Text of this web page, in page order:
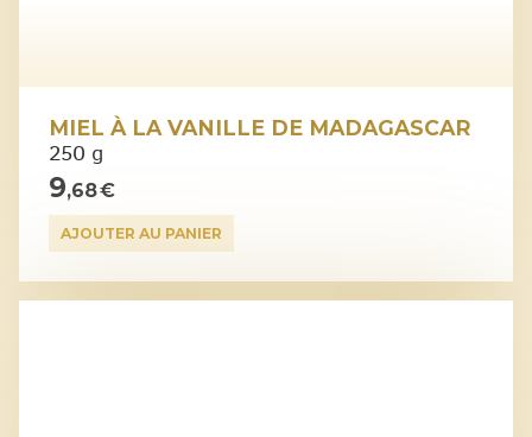
MIEL À LA VANILLE DE MADAGASCAR
250 g
9,68 €
AJOUTER AU PANIER